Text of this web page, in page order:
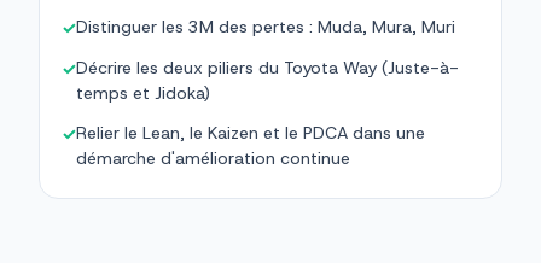
✓Distinguer les 3M des pertes : Muda, Mura, Muri
✓Décrire les deux piliers du Toyota Way (Juste-à-
temps et Jidoka)
✓Relier le Lean, le Kaizen et le PDCA dans une
démarche d'amélioration continue